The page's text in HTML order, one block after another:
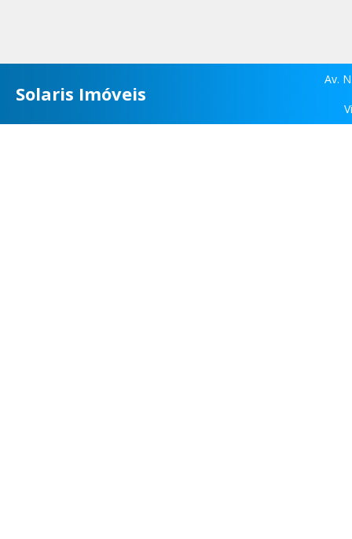
Solaris Imóveis
Av.